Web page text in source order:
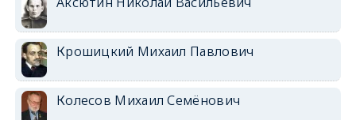
Крошицкий Михаил Павлович
Колесов Михаил Семёнович